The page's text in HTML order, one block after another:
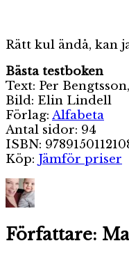
Rätt kul ändå, kan
Bästa testboken
Text: Per
Bild: Elin Lindell
Förlag: Alfabeta
Antal sidor: 94
ISBN:
Köp: Jämför priser
Författare: